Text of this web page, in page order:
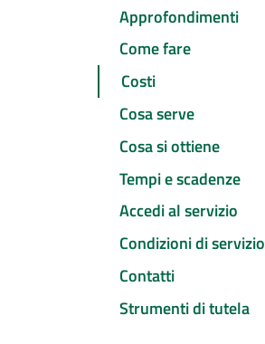
Approfondimenti
Come fare
Costi
Cosa serve
Cosa si ottiene
Tempi e scadenze
Accedi al servizio
Condizioni di servizio
Contatti
Strumenti di tutela